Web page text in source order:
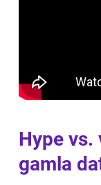
Hype vs.
gamla